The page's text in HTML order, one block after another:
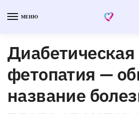
МЕНЮ
Диабетическая
фетопатия —
название